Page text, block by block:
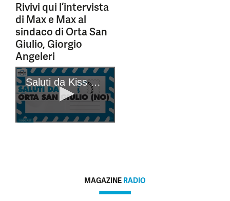
Rivivi qui l’intervista
di Max e Max al
sindaco di Orta San
Giulio, Giorgio
Angeleri
MAGAZINE RADIO